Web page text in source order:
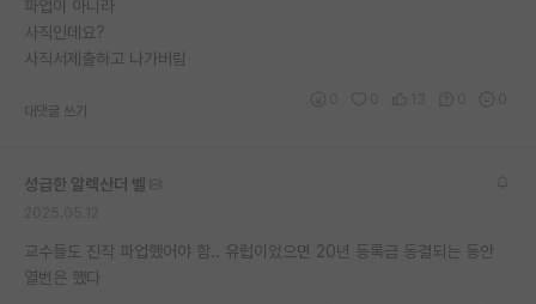
파업이 아니라
사직인데요?
사직서제출하고 나가버림
대댓글 쓰기
성급한 알렉산더 벨
교수들도 진작 파업했어야 함.. 유럽이었으면 20년 등록금 동결되는 동안
열번은 했다